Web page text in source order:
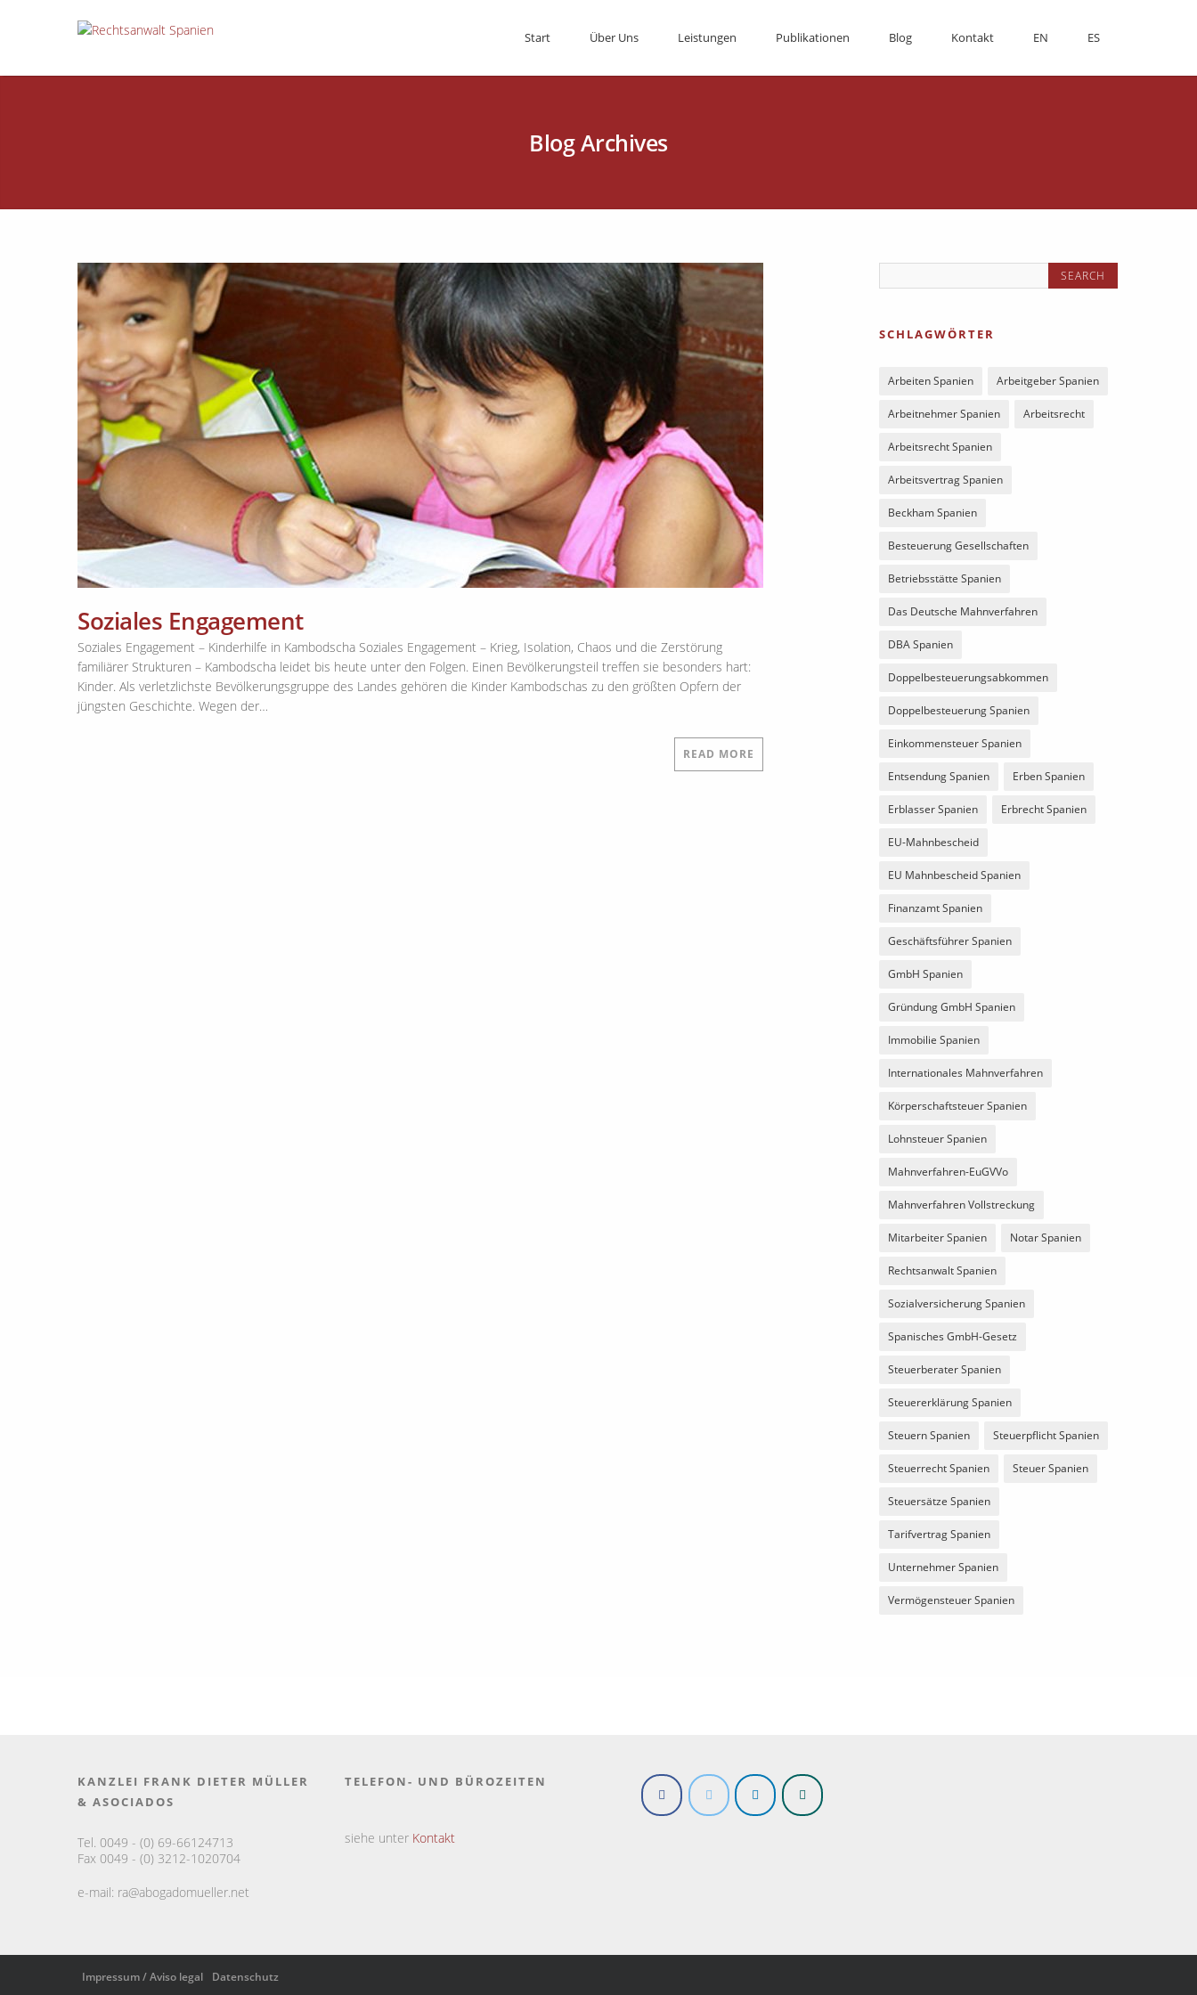
Start Über Uns Leistungen Publikationen Blog Kontakt EN ES
Blog Archives
Soziales Engagement
Soziales Engagement – Kinderhilfe in Kambodscha Soziales Engagement – Krieg, Isolation, Chaos und die Zerstörung
familiärer Strukturen – Kambodscha leidet bis heute unter den Folgen. Einen Bevölkerungsteil treffen sie besonders hart:
Kinder. Als verletzlichste Bevölkerungsgruppe des Landes gehören die Kinder Kambodschas zu den größten Opfern der
jüngsten Geschichte. Wegen der…
READ MORE
SCHLAGWÖRTER
Arbeiten Spanien Arbeitgeber Spanien
Arbeitnehmer Spanien Arbeitsrecht
Arbeitsrecht Spanien
Arbeitsvertrag Spanien
Beckham Spanien
Besteuerung Gesellschaften
Betriebsstätte Spanien
Das Deutsche Mahnverfahren
DBA Spanien
Doppelbesteuerungsabkommen
Doppelbesteuerung Spanien
Einkommensteuer Spanien
Entsendung Spanien Erben Spanien
Erblasser Spanien Erbrecht Spanien
EU-Mahnbescheid
EU Mahnbescheid Spanien
Finanzamt Spanien
Geschäftsführer Spanien
GmbH Spanien
Gründung GmbH Spanien
Immobilie Spanien
Internationales Mahnverfahren
Körperschaftsteuer Spanien
Lohnsteuer Spanien
Mahnverfahren-EuGVVo
Mahnverfahren Vollstreckung
Mitarbeiter Spanien Notar Spanien
Rechtsanwalt Spanien
Sozialversicherung Spanien
Spanisches GmbH-Gesetz
Steuerberater Spanien
Steuererklärung Spanien
Steuern Spanien Steuerpflicht Spanien
Steuerrecht Spanien Steuer Spanien
Steuersätze Spanien
Tarifvertrag Spanien
Unternehmer Spanien
Vermögensteuer Spanien
KANZLEI FRANK DIETER MÜLLER
& ASOCIADOS
Tel. 0049 - (0) 69-66124713
Fax 0049 - (0) 3212-1020704
e-mail: ra@abogadomueller.net
TELEFON- UND BÜROZEITEN
siehe unter Kontakt
Impressum / Aviso legal Datenschutz